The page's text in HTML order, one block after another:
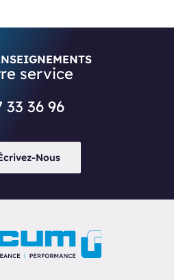
service
33 36 96
Nous